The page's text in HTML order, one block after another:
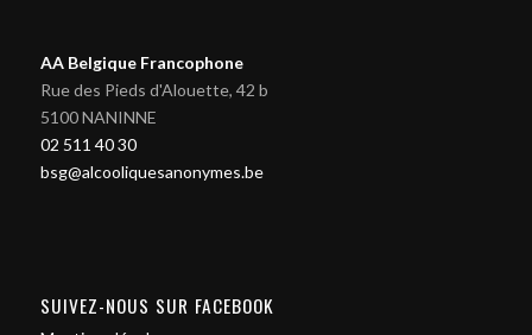
AA Belgique Francophone
Rue des Pieds d'Alouette, 42 b
5100 NANINNE
02 511 40 30
bsg@alcooliquesanonymes.be
SUIVEZ-NOUS SUR FACEBOOK